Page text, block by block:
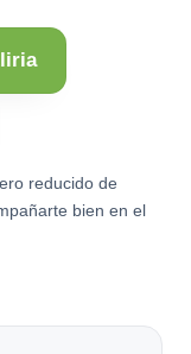
reducido de
bien en el